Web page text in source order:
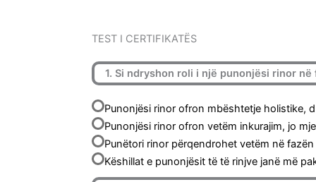
TEST I CERTIFIKATËS
1. Si ndryshon roli i një punonjësi rinor
Punonjësi rinor ofron mbështetje holistike,
Punonjësi rinor ofron vetëm inkurajim, jo
Punëtori rinor përqendrohet vetëm në
Këshillat e punonjësit të të rinjve janë më